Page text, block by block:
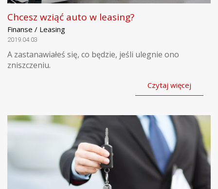
Chcesz wziąć auto w leasing?
Finanse / Leasing
2019.04.03
A zastanawiałeś się, co będzie, jeśli ulegnie ono
zniszczeniu.
Czytaj więcej